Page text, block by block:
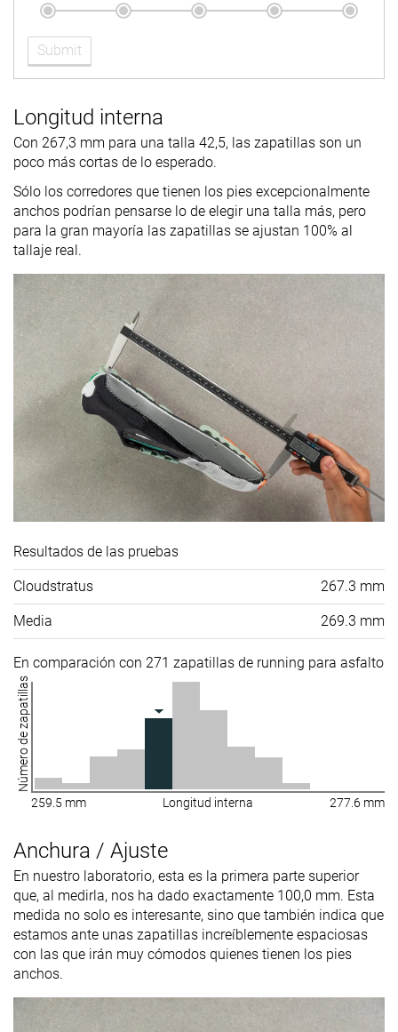
Submit
Longitud interna
Con 267,3 mm para una talla 42,5, las zapatillas son un
poco más cortas de lo esperado.
Sólo los corredores que tienen los pies excepcionalmente
anchos podrían pensarse lo de elegir una talla más, pero
para la gran mayoría las zapatillas se ajustan 100% al
tallaje real.
Resultados de las pruebas
Cloudstratus 267.3 mm
Media 269.3 mm
En comparación con 271 zapatillas de running para asfalto
Número de zapatillas
259.5 mm Longitud interna 277.6 mm
Anchura / Ajuste
En nuestro laboratorio, esta es la primera parte superior
que, al medirla, nos ha dado exactamente 100,0 mm. Esta
medida no solo es interesante, sino que también indica que
estamos ante unas zapatillas increíblemente espaciosas
con las que irán muy cómodos quienes tienen los pies
anchos.